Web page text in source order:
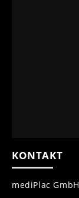
KONTAKT
mediPlac GmbH